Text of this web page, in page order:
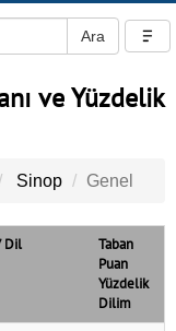
ve Yüzdelik
Sinop Genel
Dil
Taban
Puan
Yüzdelik
Dilim